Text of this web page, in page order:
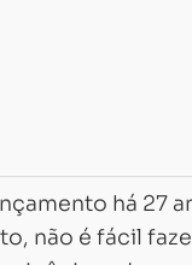
há 27
não é fácil